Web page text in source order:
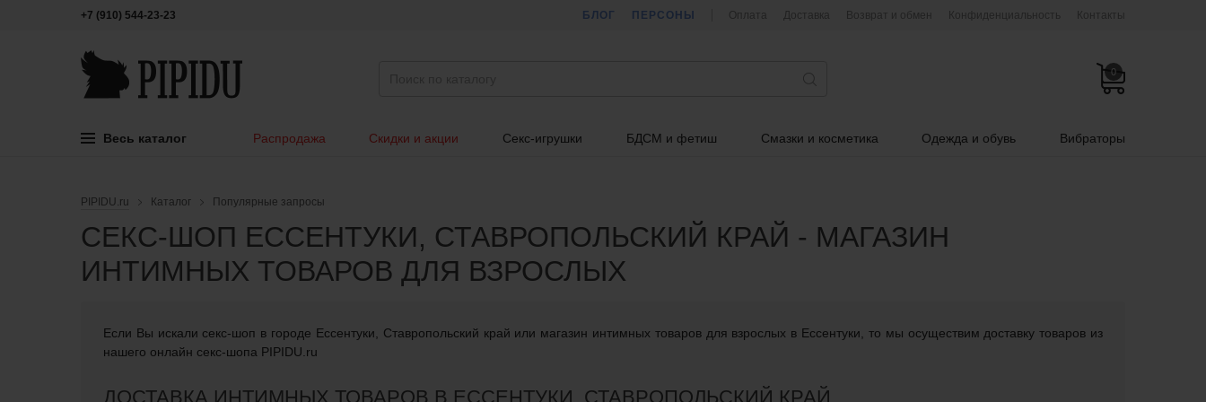
+7 (910) 544-23-23 БЛОГ ПЕРСОНЫ Оплата Доставка Возврат и обмен Конфиденциальность Контакты
0
Весь каталог Распродажа Скидки и акции Секс-игрушки БДСМ и фетиш Смазки и косметика Одежда и обувь Вибраторы
PIPIDU.ru Каталог Популярные запросы
СЕКС-ШОП ЕССЕНТУКИ, СТАВРОПОЛЬСКИЙ КРАЙ - МАГАЗИН
ИНТИМНЫХ ТОВАРОВ ДЛЯ ВЗРОСЛЫХ
Если Вы искали cекс-шоп в городе Ессентуки, Ставропольский край или магазин интимных товаров для взрослых в Ессентуки, то мы осуществим доставку товаров из
нашего онлайн секс-шопа PIPIDU.ru
ДОСТАВКА ИНТИМНЫХ ТОВАРОВ В ЕССЕНТУКИ, СТАВРОПОЛЬСКИЙ КРАЙ